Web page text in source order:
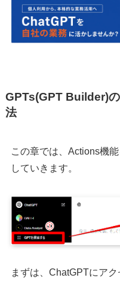
GPTs(GPT Builder)
法
この章では、Actions機
していきます。
まずは、ChatGPTにアク